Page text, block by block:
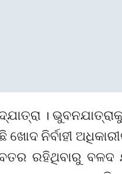
।
ଖୋଦ ନିର୍ବାହୀ
ରହିଥିବାରୁ ବଳଦ